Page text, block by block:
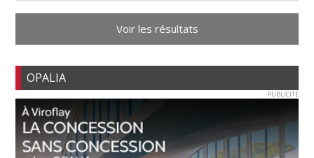
Voir les résultats
OPALIA
PUBLICITE